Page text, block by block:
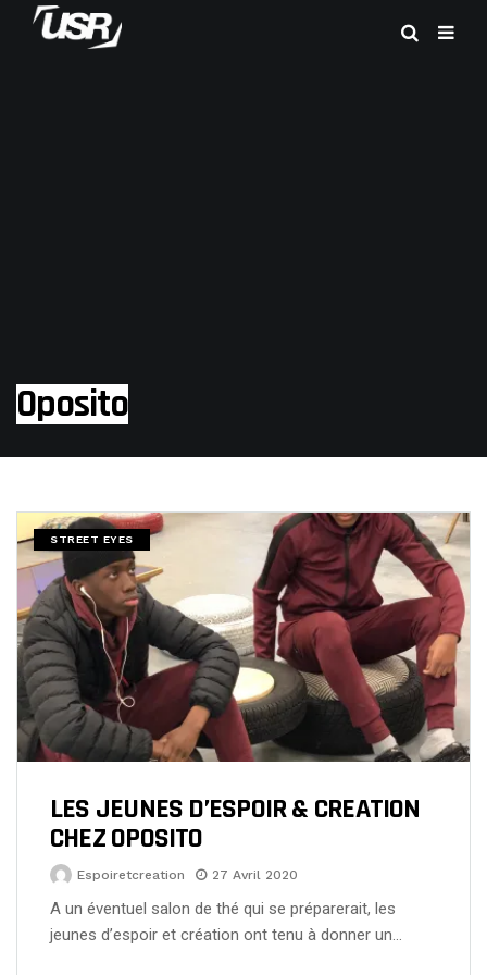
Oposito
STREET EYES
LES JEUNES D’ESPOIR & CREATION
CHEZ OPOSITO
Espoiretcreation 27 Avril 2020
A un éventuel salon de thé qui se préparerait, les
jeunes d’espoir et création ont tenu à donner un…